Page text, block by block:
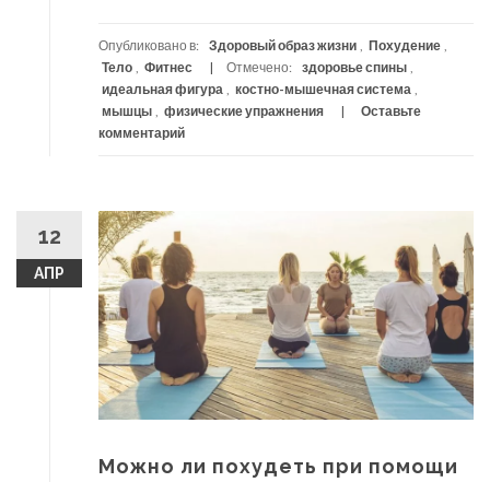
Опубликовано в: Здоровый образ жизни Похудение
Тело
Фитнес Отмечено: здоровье спины
идеальная фигура
костно-мышечная система
мышцы
физические упражнения
Оставьте
комментарий
12
АПР
Можно ли похудеть при помощи